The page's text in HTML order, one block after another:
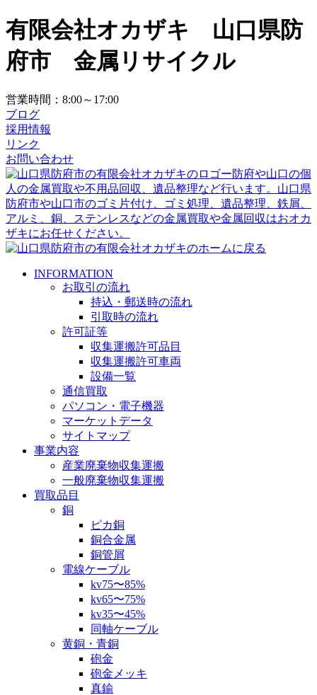
有限会社オカザキ 山口県防
府市 金属リサイクル
営業時間：8:00～17:00
ブログ
採用情報
リンク
お問い合わせ
INFORMATION
お取引の流れ
持込・郵送時の流れ
引取時の流れ
許可証等
収集運搬許可品目
収集運搬許可車両
設備一覧
通信買取
パソコン・電子機器
マーケットデータ
サイトマップ
事業内容
産業廃棄物収集運搬
一般廃棄物収集運搬
買取品目
銅
ピカ銅
銅合金属
銅管屑
電線ケーブル
kv75〜85%
kv65〜75%
kv35〜45%
同軸ケーブル
黄銅・青銅
砲金
砲金メッキ
真鍮